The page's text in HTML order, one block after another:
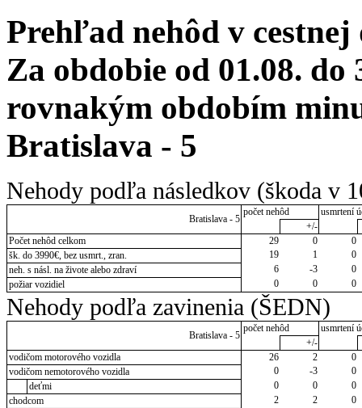
Prehľad nehôd v cestnej
Za obdobie od 01.08. do
rovnakým obdobím
Bratislava - 5
Nehody podľa následkov (škoda v
Bratislava - 5
počet nehôd
usmrtení
+/-
Počet nehôd celkom
29 0
0
šk. do 3990€, bez usmrt., zran.
19 1
0
neh. s násl. na živote alebo zdraví
6 -3
0
požiar vozidiel
0 0 0
Nehody podľa zavinenia (ŠEDN)
Bratislava - 5
počet nehôd
usmrtení
+/-
vodičom motorového vozidla
26 2
0
vodičom nemotorového vozidla
0 -3
0
deťmi
0 0
0
chodcom
2 2
0